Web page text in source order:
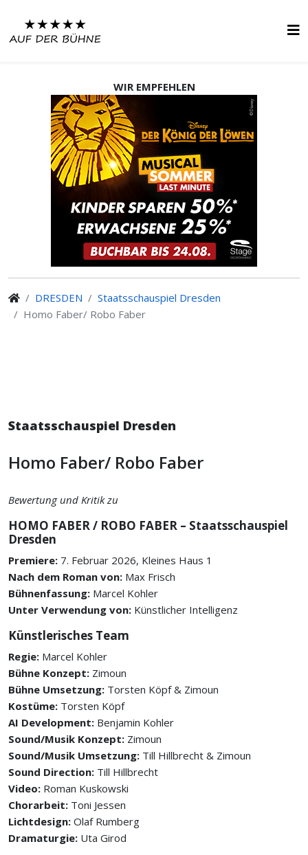
WIR EMPFEHLEN
DRESDEN
Staatsschauspiel Dresden
Homo Faber/ Robo Faber
Staatsschauspiel Dresden
Homo Faber/ Robo Faber
Bewertung und Kritik zu
HOMO FABER / ROBO FABER – Staatsschauspiel
Dresden
Premiere: 7. Februar 2026, Kleines Haus 1
Nach dem Roman von: Max Frisch
Bühnenfassung: Marcel Kohler
Unter Verwendung von: Künstlicher Intelligenz
Künstlerisches Team
Regie: Marcel Kohler
Bühne Konzept: Zimoun
Bühne Umsetzung: Torsten Köpf & Zimoun
Kostüme: Torsten Köpf
AI Development: Benjamin Kohler
Sound/Musik Konzept: Zimoun
Sound/Musik Umsetzung: Till Hillbrecht & Zimoun
Sound Direction: Till Hillbrecht
Video: Roman Kuskowski
Chorarbeit: Toni Jessen
Lichtdesign: Olaf Rumberg
Dramaturgie: Uta Girod